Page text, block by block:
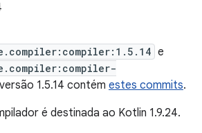
e
1.5.14 contém estes commits.
é destinada ao Kotlin 1.9.24.